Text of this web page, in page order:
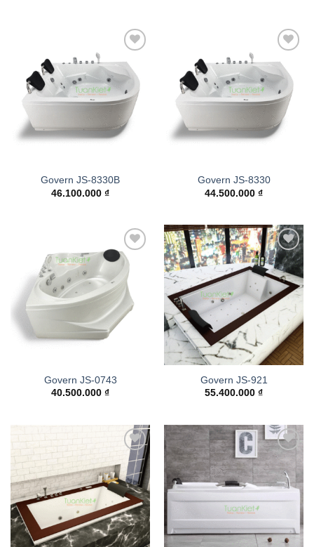
Add to
wishlist
Govern JS-8330B
46.100.000 ₫
Add to
wishlist
Govern JS-8330
44.500.000 ₫
Add to
wishlist
Govern JS-0743
40.500.000 ₫
Add to
wishlist
Govern JS-921
55.400.000 ₫
Add to
wishlist
Add to
wishlist